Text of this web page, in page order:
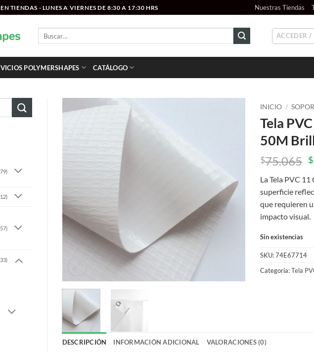
TIENDAS - LUNES A VIERNES DE 8:30 A 17:30 HRS Nuestras Tiendas
ACCEDER /
POLYMERSHAPES CATÁLOGO
INICIO /
Tela
50M
$75.065 $
La Tela PVC
superficie
que requieren
impacto visual.
Sin existencias
SKU:74E67714
Categoría:Tela
DESCRIPCIÓN INFORMACIÓN ADICIONAL VALORACIONES (0)